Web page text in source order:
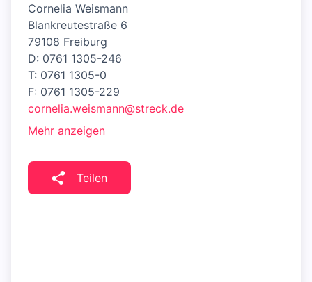
Cornelia Weismann
Blankreutestraße 6
79108 Freiburg
D: 0761 1305-246
T: 0761 1305-0
F: 0761 1305-229
cornelia.weismann@streck.de
Mehr anzeigen
Teilen